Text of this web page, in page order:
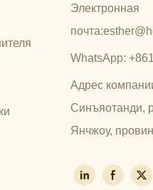
Электронная
почта:
WhatsApp:
Адрес
Синъяотанди,
Янчжоу,